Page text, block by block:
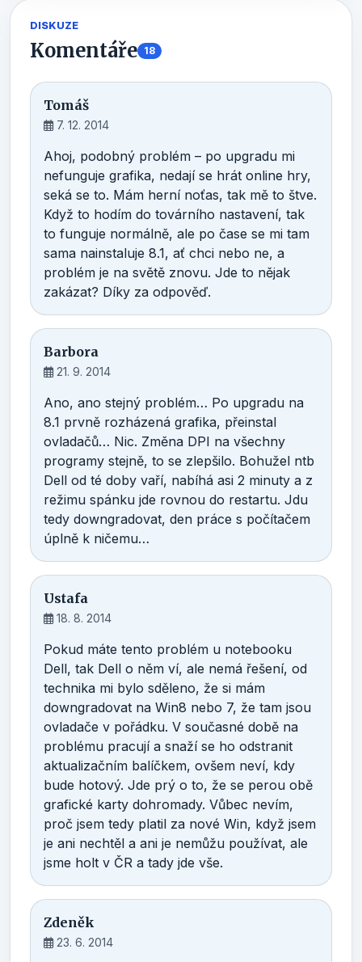
DISKUZE
Komentáře 18
Tomáš
7. 12. 2014
Ahoj, podobný problém – po upgradu mi
nefunguje grafika, nedají se hrát online hry,
seká se to. Mám herní noťas, tak mě to štve.
Když to hodím do továrního nastavení, tak
to funguje normálně, ale po čase se mi tam
sama nainstaluje 8.1, ať chci nebo ne, a
problém je na světě znovu. Jde to nějak
zakázat? Díky za odpověď.
Barbora
21. 9. 2014
Ano, ano stejný problém… Po upgradu na
8.1 prvně rozházená grafika, přeinstal
ovladačů… Nic. Změna DPI na všechny
programy stejně, to se zlepšilo. Bohužel ntb
Dell od té doby vaří, nabíhá asi 2 minuty a z
režimu spánku jde rovnou do restartu. Jdu
tedy downgradovat, den práce s počítačem
úplně k ničemu…
Ustafa
18. 8. 2014
Pokud máte tento problém u notebooku
Dell, tak Dell o něm ví, ale nemá řešení, od
technika mi bylo sděleno, že si mám
downgradovat na Win8 nebo 7, že tam jsou
ovladače v pořádku. V současné době na
problému pracují a snaží se ho odstranit
aktualizačním balíčkem, ovšem neví, kdy
bude hotový. Jde prý o to, že se perou obě
grafické karty dohromady. Vůbec nevím,
proč jsem tedy platil za nové Win, když jsem
je ani nechtěl a ani je nemůžu používat, ale
jsme holt v ČR a tady jde vše.
Zdeněk
23. 6. 2014